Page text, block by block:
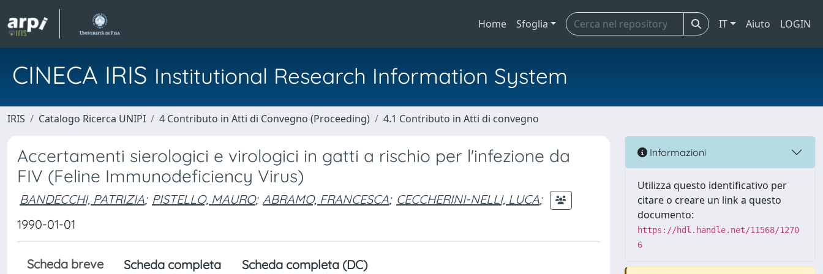
Home Sfoglia IT Aiuto LOGIN
CINECA IRIS Institutional Research Information System
IRIS Catalogo Ricerca UNIPI 4 Contributo in Atti di Convegno (Proceeding) 4.1 Contributo in Atti di convegno
Accertamenti sierologici e virologici in gatti a rischio per l'infezione da
FIV (Feline Immunodeficiency Virus)
BANDECCHI, PATRIZIA; PISTELLO, MAURO; ABRAMO, FRANCESCA; CECCHERINI-NELLI, LUCA;
1990-01-01
Scheda breve Scheda completa Scheda completa (DC)
Informazioni
Utilizza questo identificativo per
citare o creare un link a questo
documento:
https://hdl.handle.net/11568/1270
6